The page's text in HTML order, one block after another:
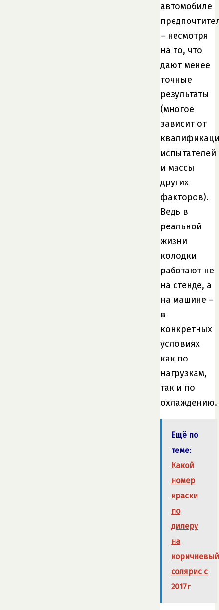
автомобиле
– несмотря
на то, что
дают менее
точные
результаты
(многое
зависит от
испытателей
и массы
других
факторов).
Ведь в
реальной
жизни
колодки
работают не
на стенде, а
на машине –
в
конкретных
условиях
как по
нагрузкам,
так и по
охлаждению.
Ещё по
теме:
Какой
номер
краски
по
дилеру
на
коричневый
солярис с
2017г